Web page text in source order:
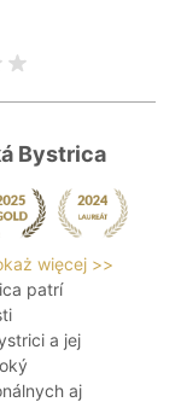
Bystrica
więcej >>
patrí
a jej
aj